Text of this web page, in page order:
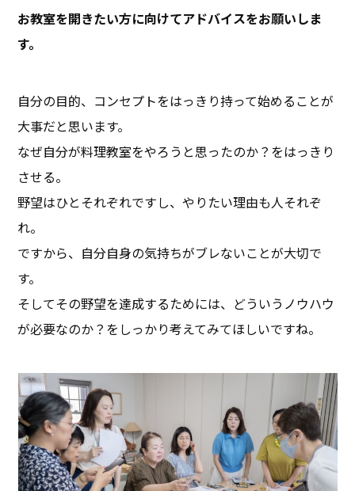
――お教室を開きたい方に向けてアドバイスをお願いしま
す。
自分の目的、コンセプトをはっきり持って始めることが
大事だと思います。
なぜ自分が料理教室をやろうと思ったのか？をはっきり
させる。
野望はひとそれぞれですし、やりたい理由も人それぞ
れ。
ですから、自分自身の気持ちがブレないことが大切で
す。
そしてその野望を達成するためには、どういうノウハウ
が必要なのか？をしっかり考えてみてほしいですね。